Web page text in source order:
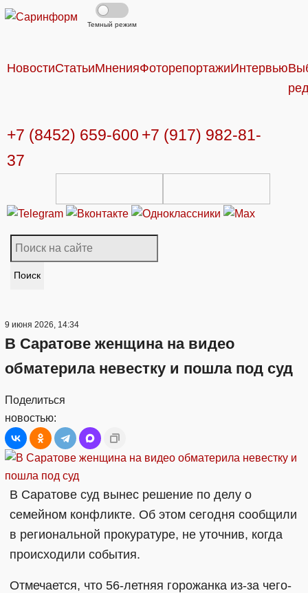
Темный режим
НовостиСтатьиМненияФоторепортажиИнтервью
+7 (8452) 659-600 +7 (917) 982-81-
37
Поиск
9 июня 2026, 14:34
В Саратове женщина на видео
обматерила невестку и пошла под суд
Поделиться
новостью:
В Саратове суд вынес решение по делу о
семейном конфликте. Об этом сегодня сообщили
в региональной прокуратуре, не уточнив, когда
происходили события.
Отмечается, что 56-летняя горожанка из-за чего-